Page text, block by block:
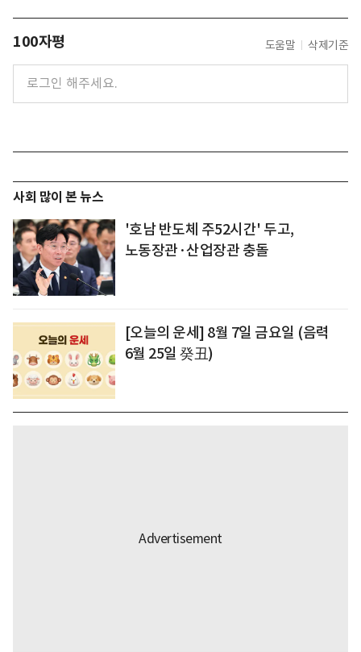
100자평 도움말 삭제기준
사회 많이 본 뉴스
'호남 반도체 주52시간' 두고,
노동장관·산업장관 충돌
[오늘의 운세] 8월 7일 금요일 (음력
6월 25일 癸丑)